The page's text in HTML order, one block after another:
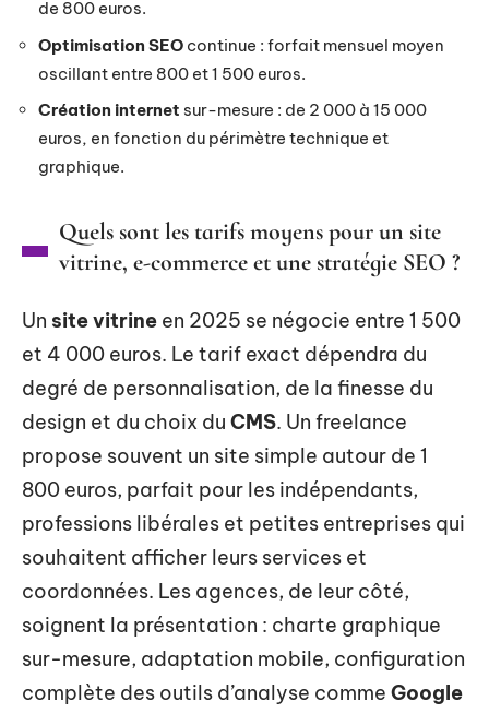
de 800 euros.
Optimisation SEO continue : forfait mensuel moyen
oscillant entre 800 et 1 500 euros.
Création internet sur-mesure : de 2 000 à 15 000
euros, en fonction du périmètre technique et
graphique.
Quels sont les tarifs moyens pour un site
vitrine, e-commerce et une stratégie SEO ?
Un site vitrine en 2025 se négocie entre 1 500
et 4 000 euros. Le tarif exact dépendra du
degré de personnalisation, de la finesse du
design et du choix du CMS. Un freelance
propose souvent un site simple autour de 1
800 euros, parfait pour les indépendants,
professions libérales et petites entreprises qui
souhaitent afficher leurs services et
coordonnées. Les agences, de leur côté,
soignent la présentation : charte graphique
sur-mesure, adaptation mobile, configuration
complète des outils d’analyse comme Google